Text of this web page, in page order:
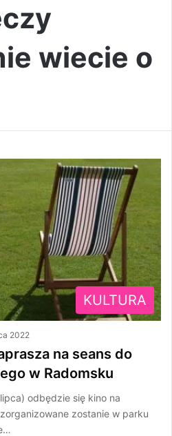
wiecie o
KULTURA
2022
na seans do
w Radomsku
odbędzie się kino na
zostanie w parku